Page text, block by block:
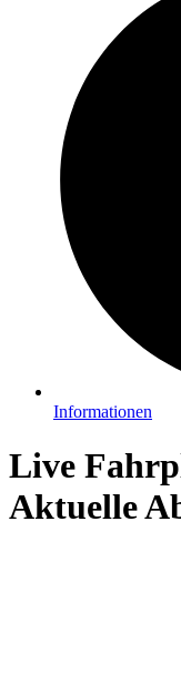
Informationen
Live
Aktuelle